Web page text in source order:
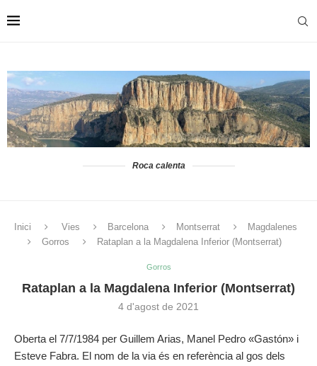
Roca calenta
Inici Vies Barcelona Montserrat
Magdalenes
Gorros
Rataplan a la Magdalena Inferior (Montserrat)
Gorros
Rataplan a la Magdalena Inferior (Montserrat)
4 d'agost de 2021
Oberta el 7/7/1984 per Guillem Arias, Manel Pedro «Gastón» i
Esteve Fabra. El nom de la via és en referència al gos dels